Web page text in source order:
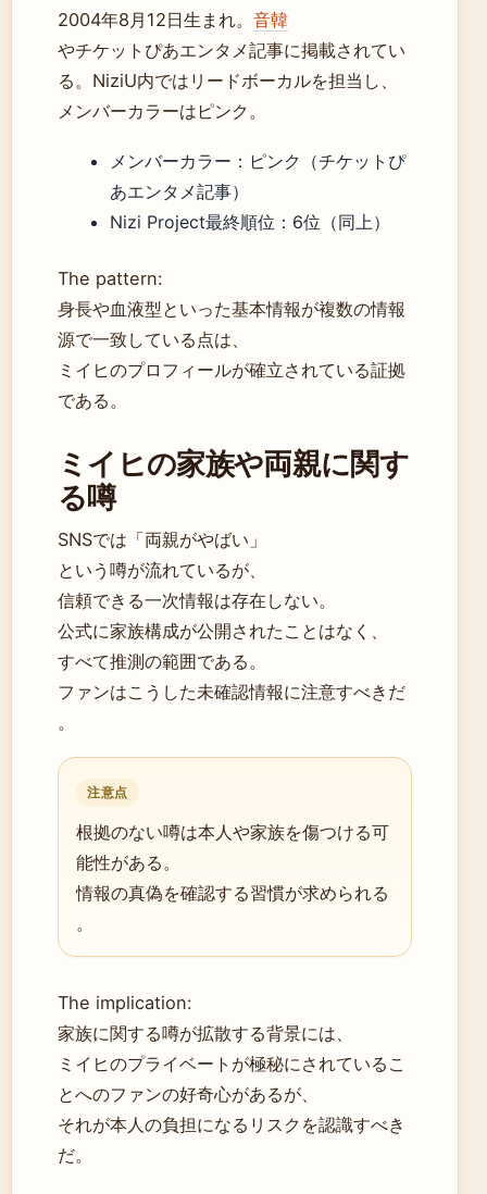
2004年8月12日生まれ。 音韓
やチケットぴあエンタメ記事に掲載されてい
る。NiziU内ではリードボーカルを担当し、
メンバーカラーはピンク。
メンバーカラー：ピンク（チケットぴ
あエンタメ記事）
Nizi Project最終順位：6位（同上）
The pattern:
身長や血液型といった基本情報が複数の情報
源で一致している点は、
ミイヒのプロフィールが確立されている証拠
である。
ミイヒの家族や両親に関す
る噂
SNSでは「両親がやばい」
という噂が流れているが、
信頼できる一次情報は存在しない。
公式に家族構成が公開されたことはなく、
すべて推測の範囲である。
ファンはこうした未確認情報に注意すべきだ
。
注意点
根拠のない噂は本人や家族を傷つける可
能性がある。
情報の真偽を確認する習慣が求められる
。
The implication:
家族に関する噂が拡散する背景には、
ミイヒのプライベートが極秘にされているこ
とへのファンの好奇心があるが、
それが本人の負担になるリスクを認識すべき
だ。